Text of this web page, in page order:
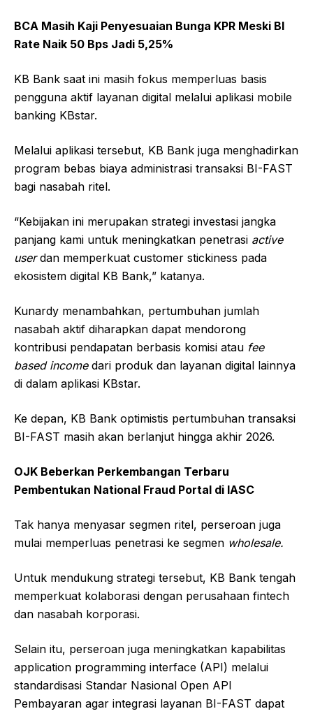
BCA Masih Kaji Penyesuaian Bunga KPR Meski BI
Rate Naik 50 Bps Jadi 5,25%
KB Bank saat ini masih fokus memperluas basis
pengguna aktif layanan digital melalui aplikasi mobile
banking KBstar.
Melalui aplikasi tersebut, KB Bank juga menghadirkan
program bebas biaya administrasi transaksi BI-FAST
bagi nasabah ritel.
“Kebijakan ini merupakan strategi investasi jangka
panjang kami untuk meningkatkan penetrasi active
userdan memperkuat customer stickiness pada
ekosistem digital KB Bank,” katanya.
Kunardy menambahkan, pertumbuhan jumlah
nasabah aktif diharapkan dapat mendorong
kontribusi pendapatan berbasis komisi atau fee
based incomedari produk dan layanan digital lainnya
di dalam aplikasi KBstar.
Ke depan, KB Bank optimistis pertumbuhan transaksi
BI-FAST masih akan berlanjut hingga akhir 2026.
OJK Beberkan Perkembangan Terbaru
Pembentukan National Fraud Portal di IASC
Tak hanya menyasar segmen ritel, perseroan juga
mulai memperluas penetrasi ke segmen wholesale.
Untuk mendukung strategi tersebut, KB Bank tengah
memperkuat kolaborasi dengan perusahaan fintech
dan nasabah korporasi.
Selain itu, perseroan juga meningkatkan kapabilitas
application programming interface (API) melalui
standardisasi Standar Nasional Open API
Pembayaran agar integrasi layanan BI-FAST dapat